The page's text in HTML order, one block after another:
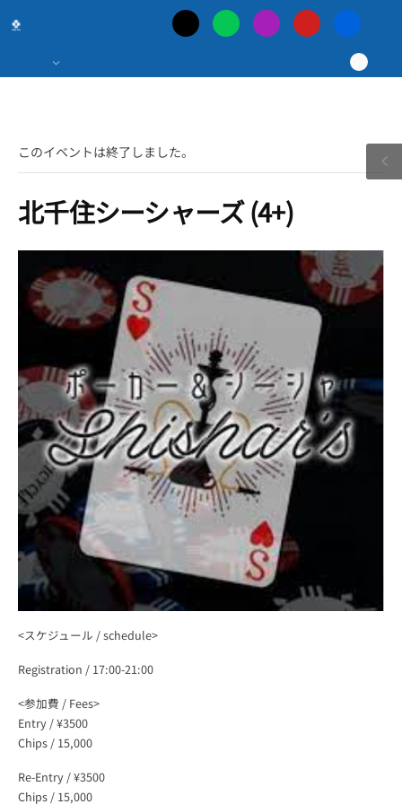
本
大
の
ポ
ー
カ
ー
イ
ベ
ン
ト
JOPT
|
Japan
このイベントは終了しました。
北千住シーシャーズ (4+)
<スケジュール / schedule>
Registration / 17:00-21:00
<参加費 / Fees>
Entry / ¥3500
Chips / 15,000
Re-Entry / ¥3500
Chips / 15,000